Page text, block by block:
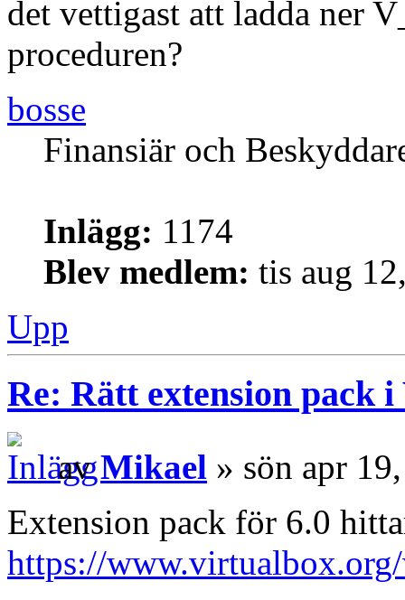
det vettigast att ladda ner
proceduren?
bosse
Finansiär och
Inlägg: 1174
Blev medlem: tis aug
Upp
Re: Rätt extension pack
avMikael » sön apr
Extension pack för 6.0
https://